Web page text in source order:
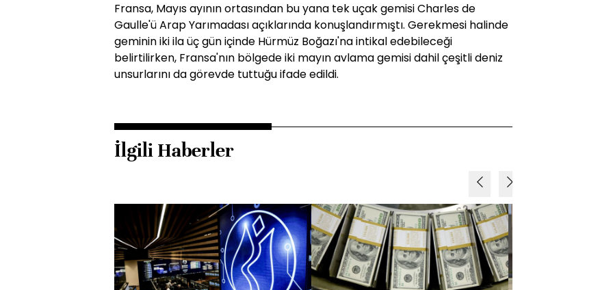
Fransa, Mayıs ayının ortasından bu yana tek uçak gemisi Charles de
Gaulle'ü Arap Yarımadası açıklarında konuşlandırmıştı. Gerekmesi halinde
geminin iki ila üç gün içinde Hürmüz Boğazı'na intikal edebileceği
belirtilirken, Fransa'nın bölgede iki mayın avlama gemisi dahil çeşitli deniz
unsurlarını da görevde tuttuğu ifade edildi.
İlgili Haberler